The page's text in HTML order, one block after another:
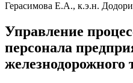
Герасимова Е.А., к.э.н.
Управление
персонала
железнодорожного